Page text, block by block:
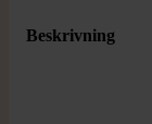
Beskrivning